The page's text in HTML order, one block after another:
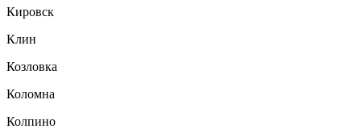
Кировск
Клин
Козловка
Коломна
Колпино